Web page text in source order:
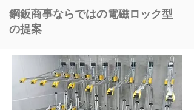
鋼鈑商事ならではの電磁ロック型
の提案